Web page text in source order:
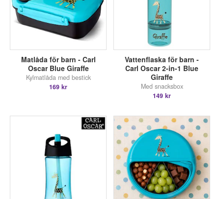
Matlåda för barn - Carl
Oscar Blue Giraffe
Kylmatlåda med bestick
169 kr
Vattenflaska för barn -
Carl Oscar 2-in-1 Blue
Giraffe
Med snacksbox
149 kr